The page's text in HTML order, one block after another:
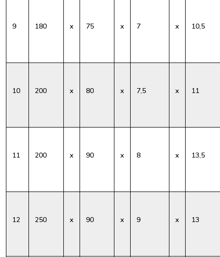
9 180 x 75 x 7 x 10,5
10 200 x 80 x 7,5 x 11
11 200 x 90 x 8 x 13,5
12 250 x 90 x 9 x 13